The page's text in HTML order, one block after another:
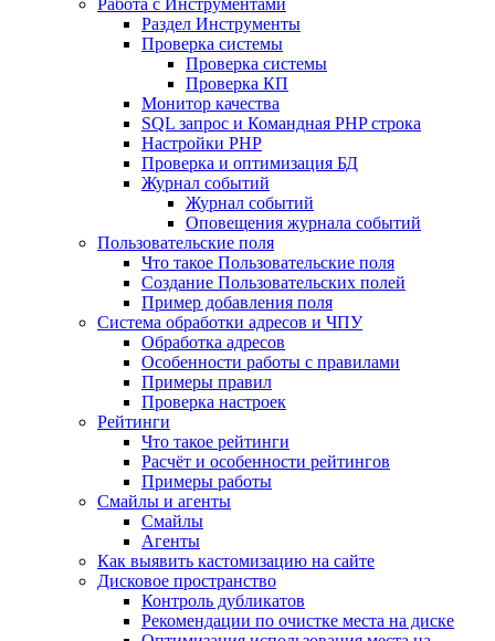
Работа с Инструментами
Раздел Инструменты
Проверка системы
Проверка системы
Проверка КП
Монитор качества
SQL запрос и Командная PHP строка
Настройки PHP
Проверка и оптимизация БД
Журнал событий
Журнал событий
Оповещения журнала событий
Пользовательские поля
Что такое Пользовательские поля
Создание Пользовательских полей
Пример добавления поля
Система обработки адресов и ЧПУ
Обработка адресов
Особенности работы с правилами
Примеры правил
Проверка настроек
Рейтинги
Что такое рейтинги
Расчёт и особенности рейтингов
Примеры работы
Смайлы и агенты
Смайлы
Агенты
Как выявить кастомизацию на сайте
Дисковое пространство
Контроль дубликатов
Рекомендации по очистке места на диске